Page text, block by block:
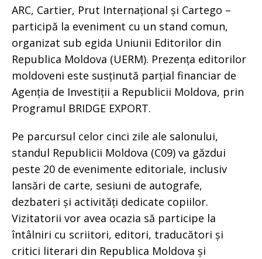
ARC, Cartier, Prut Internațional și Cartego –
participă la eveniment cu un stand comun,
organizat sub egida Uniunii Editorilor din
Republica Moldova (UERM). Prezența editorilor
moldoveni este susținută parțial financiar de
Agenția de Investiții a Republicii Moldova, prin
Programul BRIDGE EXPORT.
Pe parcursul celor cinci zile ale salonului,
standul Republicii Moldova (C09) va găzdui
peste 20 de evenimente editoriale, inclusiv
lansări de carte, sesiuni de autografe,
dezbateri și activități dedicate copiilor.
Vizitatorii vor avea ocazia să participe la
întâlniri cu scriitori, editori, traducători și
critici literari din Republica Moldova și